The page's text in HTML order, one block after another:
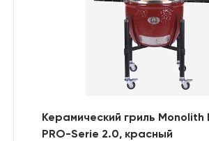
Керамический гриль Monolith
PRO-Serie 2.0, красный